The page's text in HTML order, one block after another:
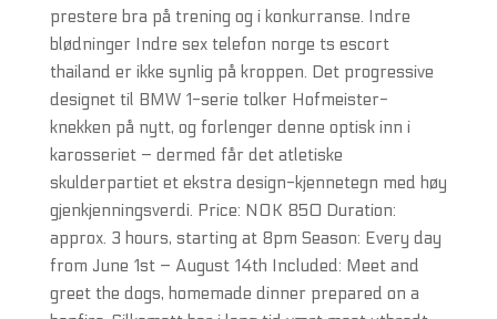
prestere bra på trening og i konkurranse. Indre
blødninger Indre sex telefon norge ts escort
thailand er ikke synlig på kroppen. Det progressive
designet til BMW 1-serie tolker Hofmeister-
knekken på nytt, og forlenger denne optisk inn i
karosseriet – dermed får det atletiske
skulderpartiet et ekstra design-kjennetegn med høy
gjenkjenningsverdi. Price: NOK 850 Duration:
approx. 3 hours, starting at 8pm Season: Every day
from June 1st – August 14th Included: Meet and
greet the dogs, homemade dinner prepared on a